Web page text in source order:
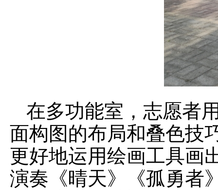
在多功能室，志愿者
面构图的布局和叠色技
更好地运用绘画工具画
演奏《晴天》《孤勇者